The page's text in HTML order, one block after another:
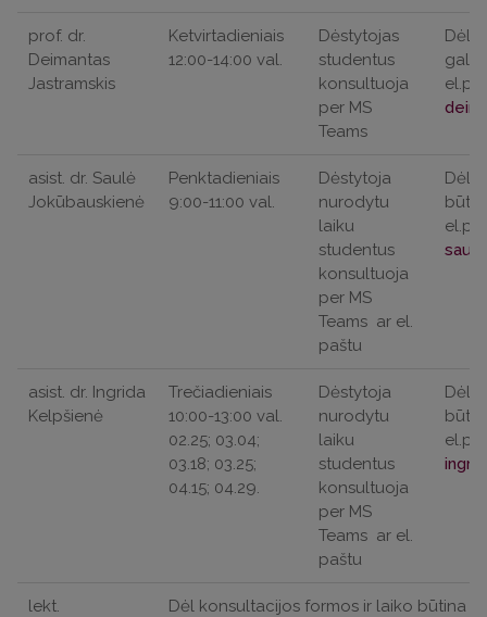
prof. dr.
Deimantas
Jastramskis
Ketvirtadieniais
12:00-14:00 val.
Dėstytojas
studentus
konsultuoja
per MS
Teams
Dėl
asist. dr. Saulė
Jokūbauskienė
Penktadieniais
9:00-11:00 val.
Dėstytoja
nurodytu
laiku
studentus
konsultuoja
per MS
Teams ar el.
paštu
Dėl
asist. dr. Ingrida
Kelpšienė
Trečiadieniais
10:00-13:00 val.
02.25; 03.04;
03.18; 03.25;
04.15; 04.29.
Dėstytoja
nurodytu
laiku
studentus
konsultuoja
per MS
Teams ar el.
paštu
Dėl
lekt.
Dėl konsultacijos formos ir laiko būtina